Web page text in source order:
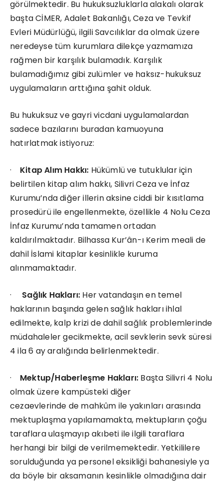
görülmektedir. Bu hukuksuzluklarla alakalı olarak
başta CİMER, Adalet Bakanlığı, Ceza ve Tevkif
Evleri Müdürlüğü, ilgili Savcılıklar da olmak üzere
neredeyse tüm kurumlara dilekçe yazmamıza
rağmen bir karşılık bulamadık. Karşılık
bulamadığımız gibi zulümler ve haksız-hukuksuz
uygulamaların arttığına şahit olduk.
Bu hukuksuz ve gayri vicdani uygulamalardan
sadece bazılarını buradan kamuoyuna
hatırlatmak istiyoruz:
· Kitap Alım Hakkı: Hükümlü ve tutuklular için
belirtilen kitap alım hakkı, Silivri Ceza ve İnfaz
Kurumu’nda diğer illerin aksine ciddi bir kısıtlama
prosedürü ile engellenmekte, özellikle 4 Nolu Ceza
İnfaz Kurumu’nda tamamen ortadan
kaldırılmaktadır. Bilhassa Kur’ân-ı Kerim meali de
dahil İslami kitaplar kesinlikle kuruma
alınmamaktadır.
· Sağlık Hakları: Her vatandaşın en temel
haklarının başında gelen sağlık hakları ihlal
edilmekte, kalp krizi de dahil sağlık problemlerinde
müdahaleler gecikmekte, acil sevklerin sevk süresi
4 ila 6 ay aralığında belirlenmektedir.
· Mektup/Haberleşme Hakları: Başta Silivri 4 Nolu
olmak üzere kampüsteki diğer
cezaevlerinde de mahkûm ile yakınları arasında
mektuplaşma yapılamamakta, mektupların çoğu
taraflara ulaşmayıp akıbeti ile ilgili taraflara
herhangi bir bilgi de verilmemektedir. Yetkililere
sorulduğunda ya personel eksikliği bahanesiyle ya
da böyle bir aksamanın kesinlikle olmadığına dair